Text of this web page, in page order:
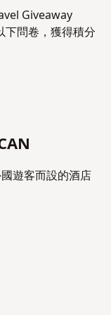
Giveaway
問卷，獲得積分
遊客而設的酒店